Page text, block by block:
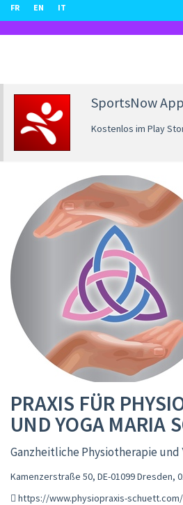
FR EN IT
SportsNow App
Kostenlos im Play
PRAXIS FÜR
UND YOGA MARIA
Ganzheitliche Physiotherapie und
Kamenzerstraße 50, DE-01099 Dresden,
https://www.physiopraxis-schuett.com/